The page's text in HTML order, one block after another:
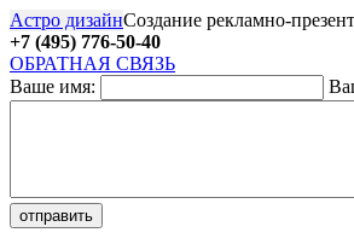
Астро дизайнСоздание рекламно-
+7 (495) 776-50-40
ОБРАТНАЯ СВЯЗЬ
Ваше имя: